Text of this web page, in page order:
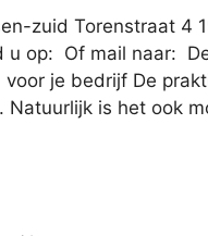
zuid Torenstraat 4
u op: Of mail naar:
je bedrijf De
is het ook